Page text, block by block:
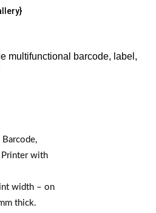
multifunctional barcode, label,
Printer with
width – on
thick.